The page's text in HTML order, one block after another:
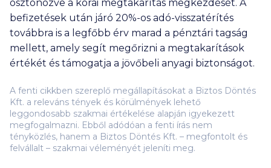
ösztönözve a korai megtakarítás megkezdését. A
befizetések után járó 20%-os adó-visszatérítés
továbbra is a legfőbb érv marad a pénztári tagság
mellett, amely segít megőrizni a megtakarítások
értékét és támogatja a jövőbeli anyagi biztonságot.
A fenti cikkben szereplő megállapításokat a Biztos Döntés
Kft. a releváns tények és körülmények lehető
leggondosabb szakmai értékelése alapján igyekezett
megfogalmazni. Ebből adódóan a fenti írás nem
tényközlés, hanem a Biztos Döntés Kft. – megfontolt és
felvállalt – szakmai véleményét jeleníti meg.